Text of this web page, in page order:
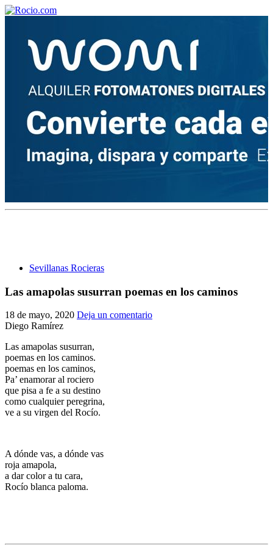
Sevillanas Rocieras
Las amapolas susurran poemas en los caminos
18 de mayo, 2020 Deja un comentario
Diego Ramírez
Las amapolas susurran,
poemas en los caminos.
poemas en los caminos,
Pa’ enamorar al rociero
que pisa a fe a su destino
como cualquier peregrina,
ve a su virgen del Rocío.
A dónde vas, a dónde vas
roja amapola,
a dar color a tu cara,
Rocío blanca paloma.
¡Bienvenido! Soy el asistente virtual de rocio.com.
¿En qué puedo ayudarte?
¿Cuándo se construyó la primera ermita?
El traslado cada siete años
Rocío?
En el Rocío, ¿dónde me alojo?